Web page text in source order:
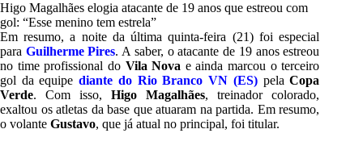
Higo Magalhães elogia atacante de 19 anos que estreou com
gol: “Esse menino tem estrela”
Em resumo, a noite da última quinta-feira (21) foi especial
para Guilherme Pires. A saber, o atacante de 19 anos estreou
no time profissional do Vila Nova e ainda marcou o terceiro
gol da equipediante do Rio Branco VN (ES)pelaCopa
Verde. Com isso,Higo Magalhães, treinador colorado,
exaltou os atletas da base que atuaram na partida. Em resumo,
o volante Gustavo, que já atual no principal, foi titular.